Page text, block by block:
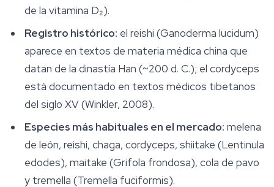
de la vitamina D₂).
Registro histórico: el reishi (Ganoderma lucidum)
aparece en textos de materia médica china que
datan de la dinastía Han (~200 d. C.); el cordyceps
está documentado en textos médicos tibetanos
del siglo XV (Winkler, 2008).
Especies más habituales en el mercado: melena
de león, reishi, chaga, cordyceps, shiitake (Lentinula
edodes), maitake (Grifola frondosa), cola de pavo
y tremella (Tremella fuciformis).